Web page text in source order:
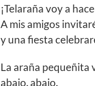
¡Telaraña voy a
A mis amigos
y una fiesta
La araña pequeñita
abajo, abajo.